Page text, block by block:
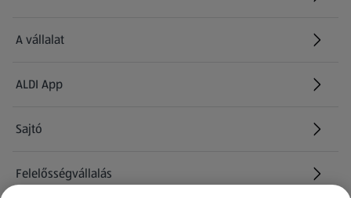
A vállalat
ALDI App
Sajtó
Felelősségvállalás